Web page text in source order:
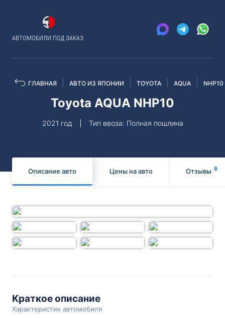
АВТОМОБИЛИ ПОД ЗАКАЗ
ГЛАВНАЯ АВТО ИЗ ЯПОНИИ TOYOTA AQUA NHP10
Toyota AQUA NHP10
2021 год Тип ввоза: Полная пошлина
Описание авто Цены на авто Отзывы 8
Краткое описание
Характеристик автомобиля